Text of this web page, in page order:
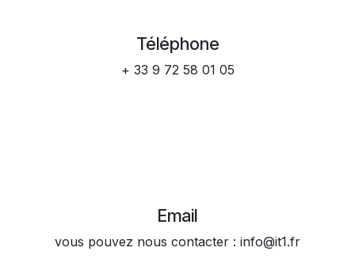
Téléphone
+ 33 9 72 58 01 05
Email
vous pouvez nous contacter : info@it1.fr